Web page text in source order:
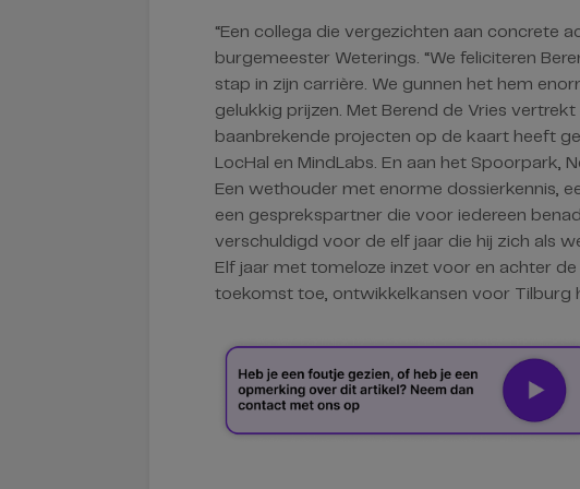
“Een collega die vergezichten aan concrete
burgemeester Weterings. “We feliciteren
stap in zijn carrière. We gunnen het hem
gelukkig prijzen. Met Berend de Vries
baanbrekende projecten op de kaart heeft
LocHal en MindLabs. En aan het Spoorpark,
Een wethouder met enorme dossierkennis,
een gesprekspartner die voor iedereen
verschuldigd voor de elf jaar die hij zich als
Elf jaar met tomeloze inzet voor en achter
toekomst toe, ontwikkelkansen voor Tilburg